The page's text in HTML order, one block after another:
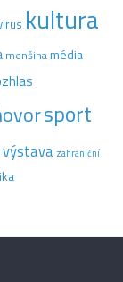
kultura
menšinamédia
sport
výstava zahraniční